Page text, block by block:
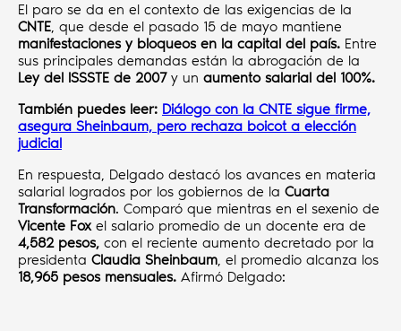
El paro se da en el contexto de las exigencias de la
CNTE, que desde el pasado 15 de mayo mantiene
manifestaciones y bloqueos en la capital del país. Entre
sus principales demandas están la abrogación de la
Ley del ISSSTE de 2007y un aumento salarial del 100%.
También puedes leer: Diálogo con la CNTE sigue firme,
asegura Sheinbaum, pero rechaza boicot a elección
judicial
En respuesta, Delgado destacó los avances en materia
salarial logrados por los gobiernos de la Cuarta
Transformación. Comparó que mientras en el sexenio de
Vicente Foxel salario promedio de un docente era de
4,582 pesos, con el reciente aumento decretado por la
presidenta Claudia Sheinbaum, el promedio alcanza los
18,965 pesos mensuales. Afirmó Delgado: